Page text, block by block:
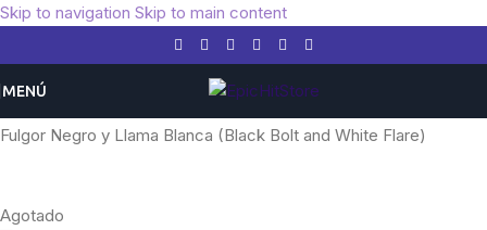
Skip to navigation Skip to main content
MENÚ
Fulgor Negro y Llama Blanca (Black Bolt and White Flare)
Agotado